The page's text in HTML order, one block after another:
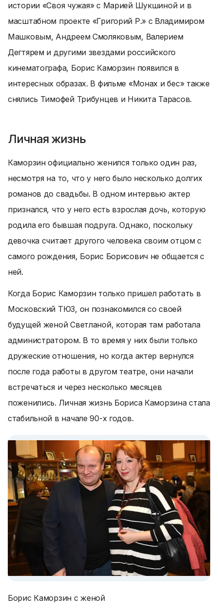
истории «Своя чужая» с Марией Шукшиной и в
масштабном проекте «Григорий Р.» с Владимиром
Машковым, Андреем Смоляковым, Валерием
Дегтярем и другими звездами российского
кинематографа, Борис Каморзин появился в
интересных образах. В фильме «Монах и бес» также
снялись Тимофей Трибунцев и Никита Тарасов.
Личная жизнь
Каморзин официально женился только один раз,
несмотря на то, что у него было несколько долгих
романов до свадьбы. В одном интервью актер
признался, что у него есть взрослая дочь, которую
родила его бывшая подруга. Однако, поскольку
девочка считает другого человека своим отцом с
самого рождения, Борис Борисович не общается с
ней.
Когда Борис Каморзин только пришел работать в
Московский ТЮЗ, он познакомился со своей
будущей женой Светланой, которая там работала
администратором. В то время у них были только
дружеские отношения, но когда актер вернулся
после года работы в другом театре, они начали
встречаться и через несколько месяцев
поженились. Личная жизнь Бориса Каморзина стала
стабильной в начале 90-х годов.
Борис Каморзин с женой